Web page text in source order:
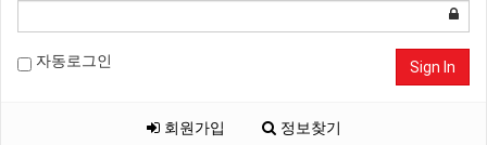
자동로그인 Sign In
회원가입 정보찾기